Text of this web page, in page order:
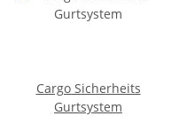
Cargo Sicherheits
Gurtsystem